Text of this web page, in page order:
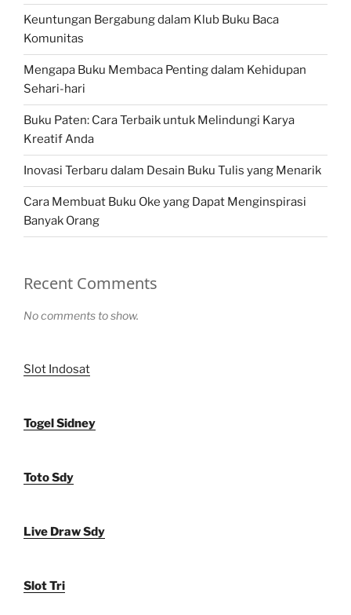
Keuntungan Bergabung dalam Klub Buku Baca
Komunitas
Mengapa Buku Membaca Penting dalam Kehidupan
Sehari-hari
Buku Paten: Cara Terbaik untuk Melindungi Karya
Kreatif Anda
Inovasi Terbaru dalam Desain Buku Tulis yang Menarik
Cara Membuat Buku Oke yang Dapat Menginspirasi
Banyak Orang
Recent Comments
No comments to show.
Slot Indosat
Togel Sidney
Toto Sdy
Live Draw Sdy
Slot Tri